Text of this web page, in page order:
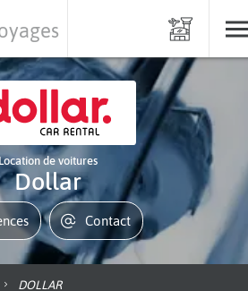
de voitures
Dollar
Contact
DOLLAR